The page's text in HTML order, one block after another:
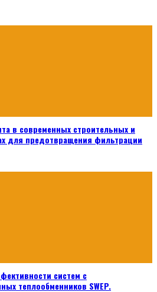
в современных строительных и
для предотвращения фильтрации
систем с
теплообменников SWEP.